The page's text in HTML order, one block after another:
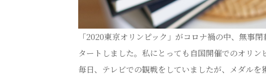
「2020東京オリンピック」がコロナ禍の中、無事
タートしました。私にとっても自国開催でのオリン
毎日、テレビでの観戦をしていましたが、メダル